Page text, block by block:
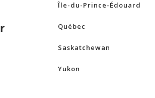
Île-du-Prince-Édouard
Québec
Saskatchewan
Yukon